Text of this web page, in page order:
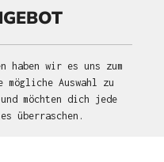
haben wir es uns zum
Auswahl zu
möchten dich jede
überraschen.